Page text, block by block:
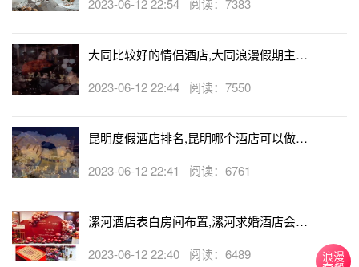
大同比较好的情侣酒店,大同浪漫假期主题
2023-06-12 22:44 阅读：7550
昆明度假酒店排名,昆明哪个酒店可以做求
2023-06-12 22:41 阅读：6761
漯河酒店表白房间布置,漯河求婚酒店会帮
2023-06-12 22:40 阅读：6489 浪漫